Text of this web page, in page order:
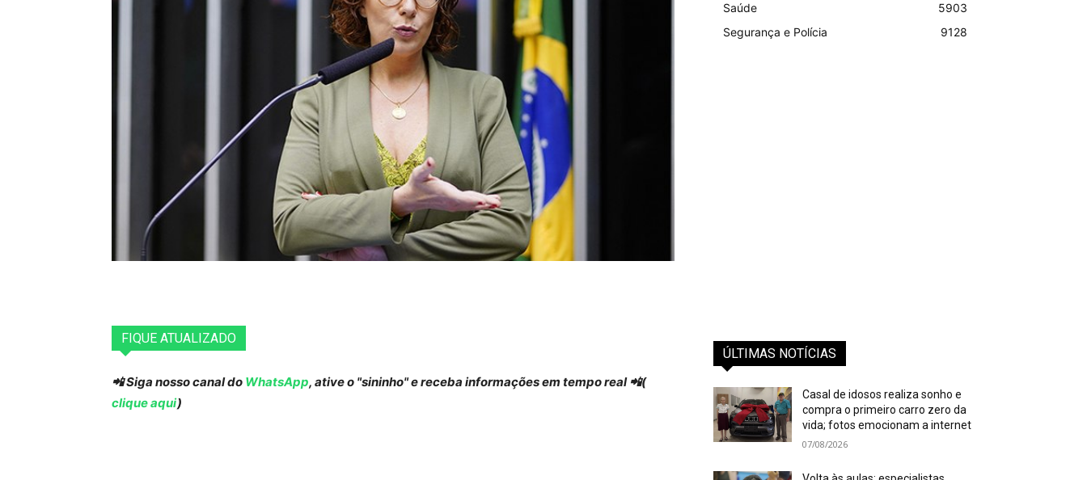
FIQUE ATUALIZADO
📲 Siga nosso canal do WhatsApp, ative o "sininho" e receba informações em tempo real 📲(
clique aqui)
Saúde
5903
Segurança e Polícia
9128
ÚLTIMAS NOTÍCIAS
Casal de idosos realiza sonho e
compra o primeiro carro zero da
vida; fotos emocionam a internet
07/08/2026